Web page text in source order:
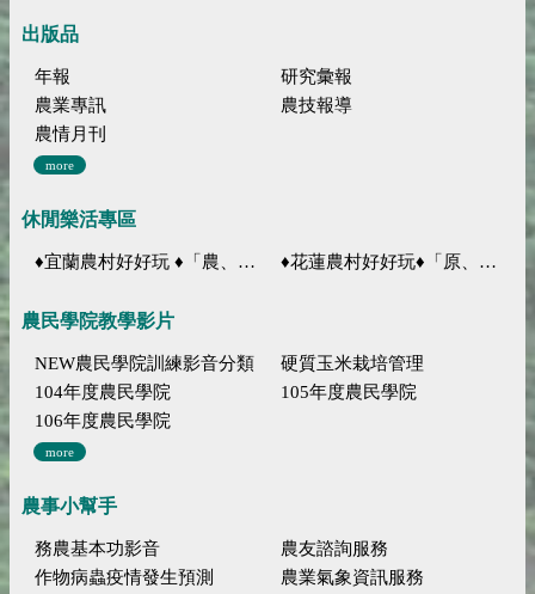
出版品
年報
研究彙報
農業專訊
農技報導
農情月刊
more
休閒樂活專區
♦宜蘭農村好好玩 ♦「農、藝、山、水」四條遊程推薦 ♦花蓮農村好好玩♦「原、生、慢、活」四條遊程推薦
農民學院教學影片
NEW農民學院訓練影音分類
硬質玉米栽培管理
104年度農民學院
105年度農民學院
106年度農民學院
more
農事小幫手
務農基本功影音
農友諮詢服務
作物病蟲疫情發生預測
農業氣象資訊服務